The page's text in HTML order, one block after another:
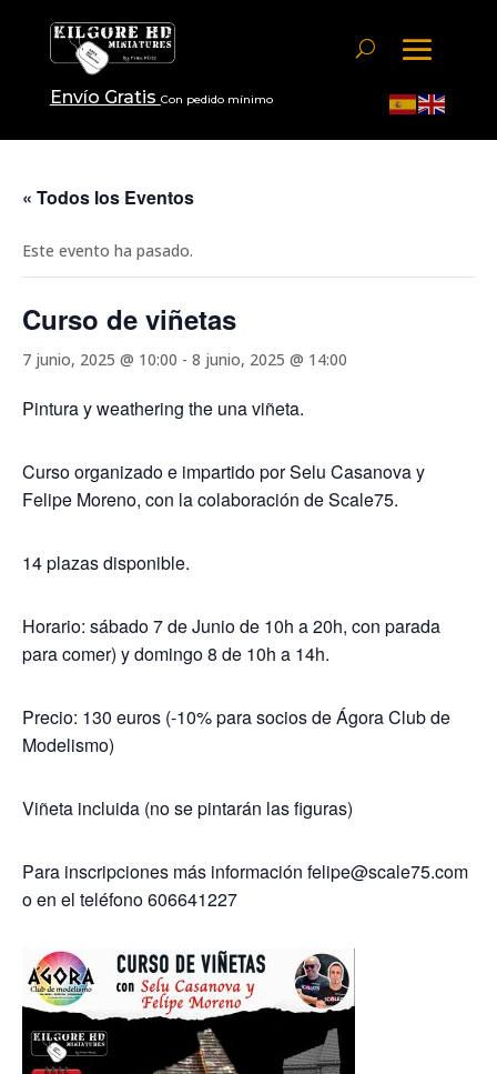
Envío Gratis Con pedido mínimo
« Todos los Eventos
Este evento ha pasado.
Curso de viñetas
7 junio, 2025 @ 10:00 - 8 junio, 2025 @ 14:00
Pintura y weathering the una viñeta.
Curso organizado e impartido por Selu Casanova y
Felipe Moreno, con la colaboración de Scale75.
14 plazas disponible.
Horario: sábado 7 de Junio de 10h a 20h, con parada
para comer) y domingo 8 de 10h a 14h.
Precio: 130 euros (-10% para socios de Ágora Club de
Modelismo)
Viñeta incluida (no se pintarán las figuras)
Para inscripciones más información felipe@scale75.com
o en el teléfono 606641227